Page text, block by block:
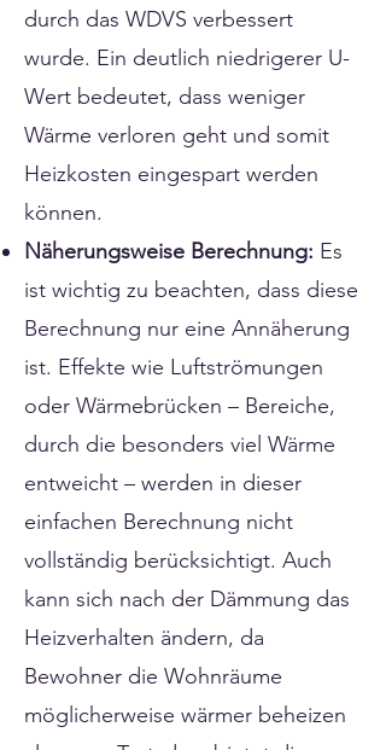
durch das WDVS verbessert
wurde. Ein deutlich niedrigerer U-
Wert bedeutet, dass weniger
Wärme verloren geht und somit
Heizkosten eingespart werden
können.
Näherungsweise Berechnung: Es
ist wichtig zu beachten, dass diese
Berechnung nur eine Annäherung
ist. Effekte wie Luftströmungen
oder Wärmebrücken – Bereiche,
durch die besonders viel Wärme
entweicht – werden in dieser
einfachen Berechnung nicht
vollständig berücksichtigt. Auch
kann sich nach der Dämmung das
Heizverhalten ändern, da
Bewohner die Wohnräume
möglicherweise wärmer beheizen